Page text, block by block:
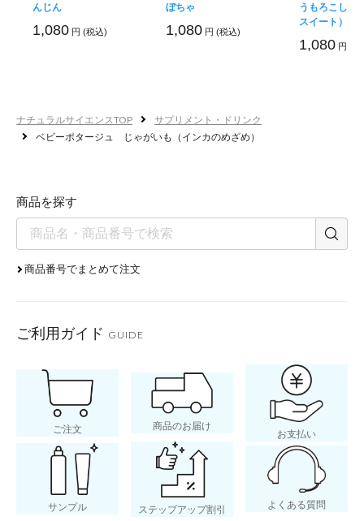
・甘味料無添加
離乳食初
んじん
1,080 円 (税込)
ぼちゃ
1,080 円 (税込)
うもろこし（
スイート）
1,080 円 (税
ナチュラルサイエンスTOP
サプリメント・ドリンク
ベビーポタージュ じゃがいも（インカのめざめ）
商品を探す
商品番号でまとめて注文
ご利用ガイド GUIDE
ご注文 商品のお届け
お支払い
サンプル ステップアップ割引 よくある質問